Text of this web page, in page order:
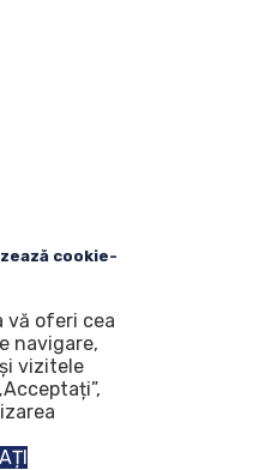
cookie-
vă oferi cea
navigare,
vizitele